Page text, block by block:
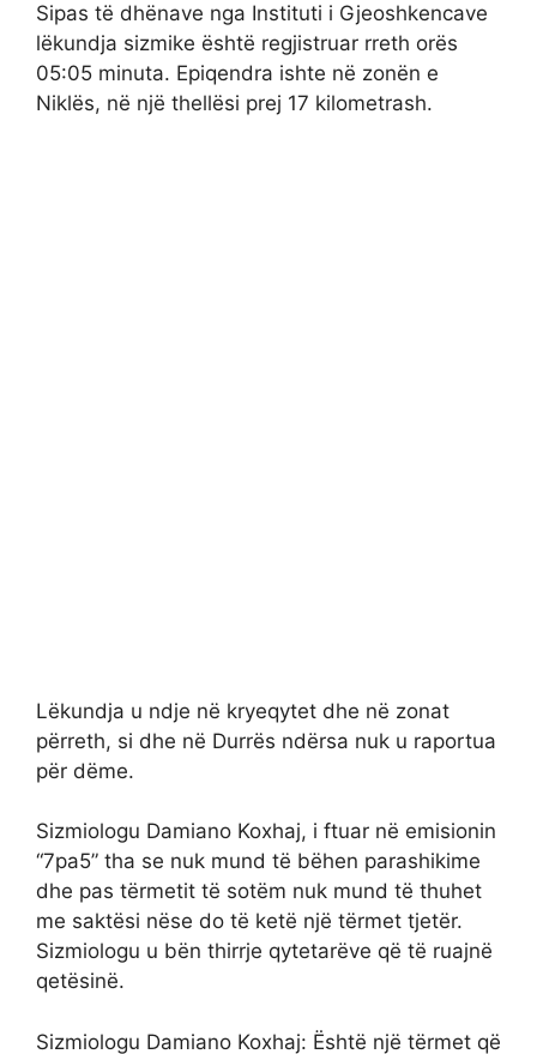
Sipas të dhënave nga Instituti i Gjeoshkencave
lëkundja sizmike është regjistruar rreth orës
05:05 minuta. Epiqendra ishte në zonën e
Niklës, në një thellësi prej 17 kilometrash.
Lëkundja u ndje në kryeqytet dhe në zonat
përreth, si dhe në Durrës ndërsa nuk u raportua
për dëme.
Sizmiologu Damiano Koxhaj, i ftuar në emisionin
“7pa5” tha se nuk mund të bëhen parashikime
dhe pas tërmetit të sotëm nuk mund të thuhet
me saktësi nëse do të ketë një tërmet tjetër.
Sizmiologu u bën thirrje qytetarëve që të ruajnë
qetësinë.
Sizmiologu Damiano Koxhaj: Është një tërmet që